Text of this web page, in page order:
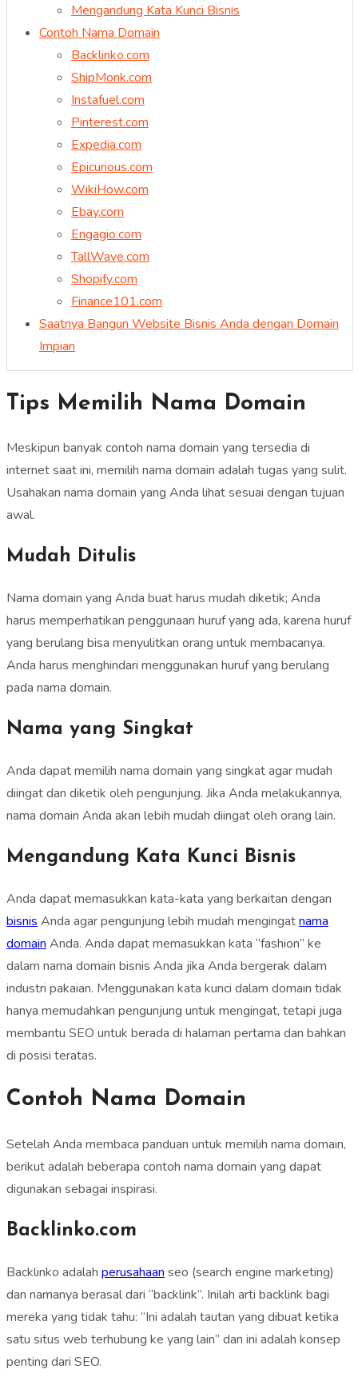
Mengandung Kata Kunci Bisnis
Contoh Nama Domain
Backlinko.com
ShipMonk.com
Instafuel.com
Pinterest.com
Expedia.com
Epicurious.com
WikiHow.com
Ebay.com
Engagio.com
TallWave.com
Shopify.com
Finance101.com
Saatnya Bangun Website Bisnis Anda dengan Domain
Impian
Tips Memilih Nama Domain
Meskipun banyak contoh nama domain yang tersedia di
internet saat ini, memilih nama domain adalah tugas yang sulit.
Usahakan nama domain yang Anda lihat sesuai dengan tujuan
awal.
Mudah Ditulis
Nama domain yang Anda buat harus mudah diketik; Anda
harus memperhatikan penggunaan huruf yang ada, karena huruf
yang berulang bisa menyulitkan orang untuk membacanya.
Anda harus menghindari menggunakan huruf yang berulang
pada nama domain.
Nama yang Singkat
Anda dapat memilih nama domain yang singkat agar mudah
diingat dan diketik oleh pengunjung. Jika Anda melakukannya,
nama domain Anda akan lebih mudah diingat oleh orang lain.
Mengandung Kata Kunci Bisnis
Anda dapat memasukkan kata-kata yang berkaitan dengan
bisnis Anda agar pengunjung lebih mudah mengingatnama
domain Anda. Anda dapat memasukkan kata “fashion” ke
dalam nama domain bisnis Anda jika Anda bergerak dalam
industri pakaian. Menggunakan kata kunci dalam domain tidak
hanya memudahkan pengunjung untuk mengingat, tetapi juga
membantu SEO untuk berada di halaman pertama dan bahkan
di posisi teratas.
Contoh Nama Domain
Setelah Anda membaca panduan untuk memilih nama domain,
berikut adalah beberapa contoh nama domain yang dapat
digunakan sebagai inspirasi.
Backlinko.com
Backlinko adalah perusahaan seo (search engine marketing)
dan namanya berasal dari “backlink”. Inilah arti backlink bagi
mereka yang tidak tahu: “Ini adalah tautan yang dibuat ketika
satu situs web terhubung ke yang lain” dan ini adalah konsep
penting dari SEO.